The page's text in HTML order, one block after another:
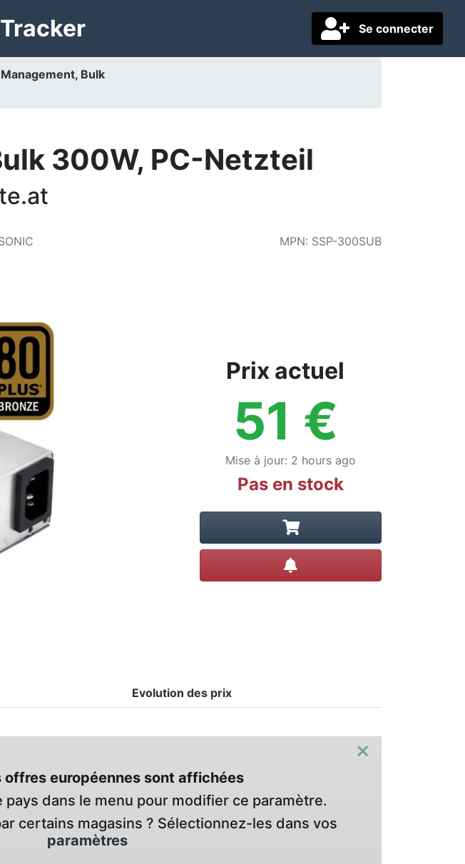
Se connecter
Tracker
Bulk
300W, PC-Netzteil
MPN: SSP-300SUB
Prix actuel
51 €
Mise à jour: 2 hours ago
Pas en stock
Evolution des prix
×
offres européennes sont affichées
dans le menu pour modifier ce paramètre.
certains magasins ? Sélectionnez-les dans vos
paramètres